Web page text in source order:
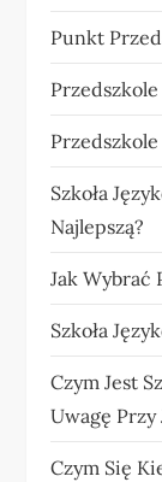
Punkt
Szkoła
Najlepszą?
Jak Wybrać
Szkoła
Czym Jest
Uwagę Przy
Czym Się